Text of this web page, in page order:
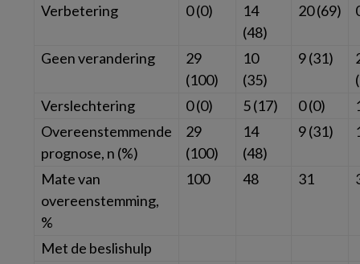
Verbetering
0 (0)
14
(48)
20 (69)
Geen verandering
29
(100)
10
(35)
9 (31)
Verslechtering
0 (0) 5 (17) 0 (0)
Overeenstemmende
prognose, n (%)
29
(100)
14
(48)
9 (31)
Mate van
overeenstemming,
%
100 48 31
Met de beslishulp